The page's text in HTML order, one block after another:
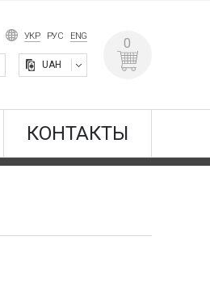
УКР РУС ENG
UAH
0
КОНТАКТЫ